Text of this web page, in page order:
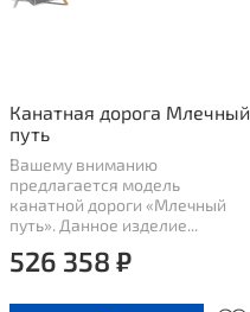
Канатная дорога Млечный
путь
Вашему вниманию
предлагается модель
канатной дороги «Млечный
путь». Данное изделие...
526 358 ₽